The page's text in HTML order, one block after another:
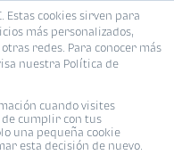
Estas cookies sirven para
más personalizados,
redes. Para conocer más
nuestra Política de
cuando visites
cumplir con tus
una pequeña cookie
esta decisión de nuevo.
MENÚ